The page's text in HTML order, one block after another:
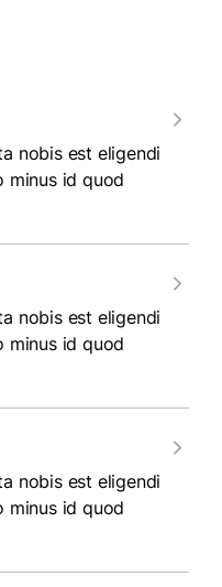
nobis est eligendi
minus id quod
nobis est eligendi
minus id quod
nobis est eligendi
minus id quod